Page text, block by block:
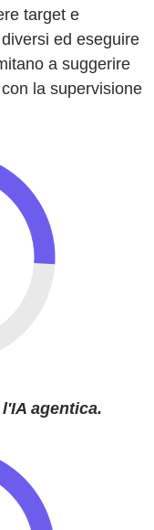
target e
ed eseguire
a suggerire
la supervisione
agentica.